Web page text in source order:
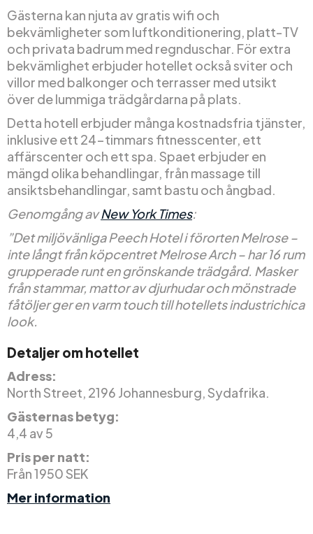
Gästerna kan njuta av gratis wifi och
bekvämligheter som luftkonditionering, platt-TV
och privata badrum med regnduschar. För extra
bekvämlighet erbjuder hotellet också sviter och
villor med balkonger och terrasser med utsikt
över de lummiga trädgårdarna på plats.
Detta hotell erbjuder många kostnadsfria tjänster,
inklusive ett 24-timmars fitnesscenter, ett
affärscenter och ett spa. Spaet erbjuder en
mängd olika behandlingar, från massage till
ansiktsbehandlingar, samt bastu och ångbad.
Genomgång avNew York Times:
”Det miljövänliga Peech Hotel i förorten Melrose –
inte långt från köpcentret Melrose Arch – har 16 rum
grupperade runt en grönskande trädgård. Masker
från stammar, mattor av djurhudar och mönstrade
fåtöljer ger en varm touch till hotellets industrichica
look.
Detaljer om hotellet
Adress:
North Street, 2196 Johannesburg, Sydafrika.
Gästernas betyg:
4,4 av 5
Pris per natt:
Från 1950 SEK
Mer information